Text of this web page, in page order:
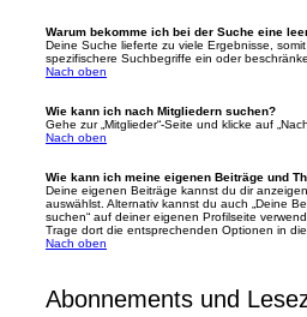
Warum bekomme ich bei der Suche eine
Deine Suche lieferte zu viele Ergebnisse,
spezifischere Suchbegriffe ein oder
Nach oben
Wie kann ich nach Mitgliedern suchen?
Gehe zur „Mitglieder“-Seite und klicke auf
Nach oben
Wie kann ich meine eigenen Beiträge und
Deine eigenen Beiträge kannst du dir
auswählst. Alternativ kannst du auch „Deine
suchen“ auf deiner eigenen Profilseite
Trage dort die entsprechenden Optionen in die
Nach oben
Abonnements und